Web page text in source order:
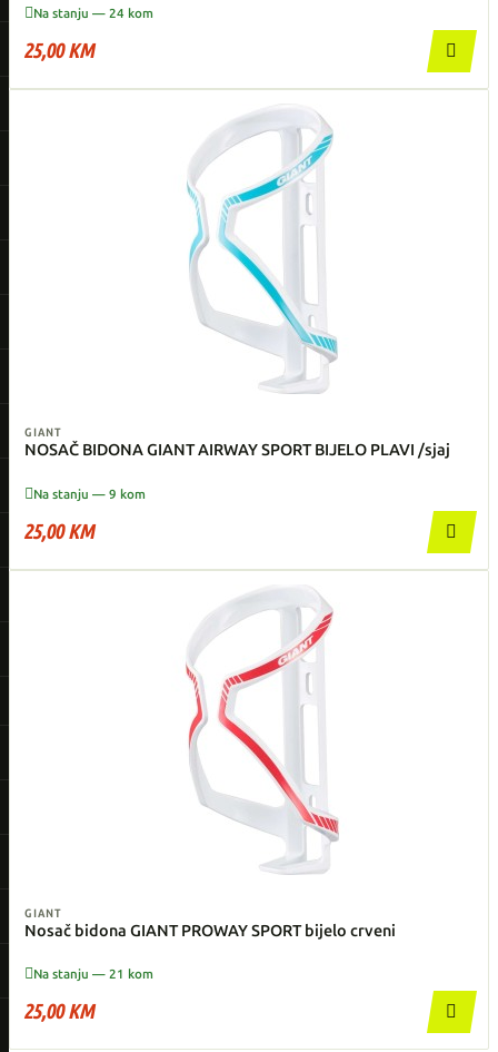
Na stanju — 24 kom
25,00 KM 
GIANT
NOSAČ BIDONA GIANT AIRWAY SPORT BIJELO PLAVI /sjaj
Na stanju — 9 kom
25,00 KM 
GIANT
Nosač bidona GIANT PROWAY SPORT bijelo crveni
Na stanju — 21 kom
25,00 KM 